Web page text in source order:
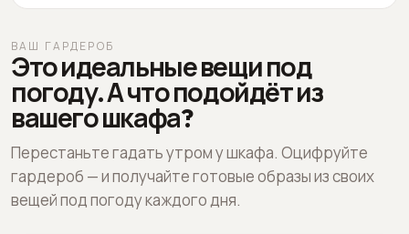
ВАШ ГАРДЕРОБ
Это идеальные вещи под
погоду. А что подойдёт из
вашего шкафа?
Перестаньте гадать утром у шкафа. Оцифруйте
гардероб — и получайте готовые образы из своих
вещей под погоду каждого дня.